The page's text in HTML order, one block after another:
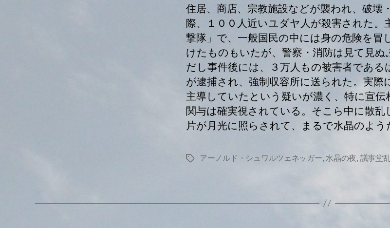
住居、商店、宗教施設などが襲われ、破壊
際、１００人近いユダヤ人が殺害された。
撃隊」で、一般国民の中には身の危険を冒
けたものもいたが、警察・消防は見て見ぬ
だし事件後には、３万人もの被害者である
が逮捕され、強制収容所に送られた。実際
主導していたという疑いが濃く、特に宣伝
関与は確実視されている。そこら中に散乱
片が月光に照らされて、まるで水晶のよう
タ
アーノルド・シュワルツェネッガー, 水晶の夜, 議事堂